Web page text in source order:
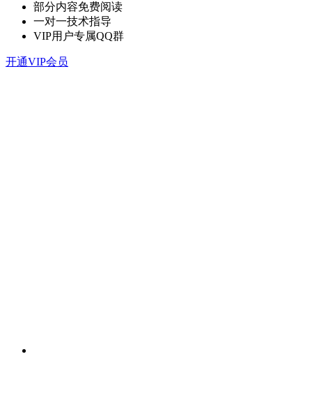
部分内容免费阅读
一对一技术指导
VIP用户专属QQ群
开通VIP会员